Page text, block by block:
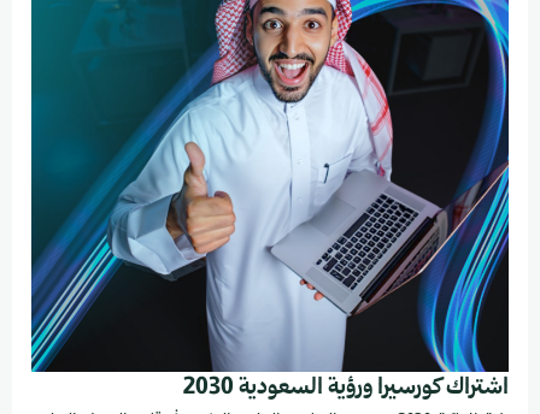
اشتراك كورسيرا ورؤية السعودية 2030